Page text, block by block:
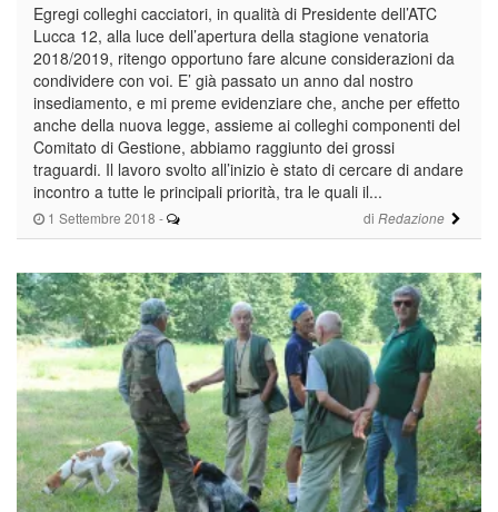
1 Settembre 2018 - di Redazione
Egregi colleghi cacciatori, in qualità di Presidente dell’ATC
Lucca 12, alla luce dell’apertura della stagione venatoria
2018/2019, ritengo opportuno fare alcune considerazioni da
condividere con voi. E’ già passato un anno dal nostro
insediamento, e mi preme evidenziare che, anche per effetto
anche della nuova legge, assieme ai colleghi componenti del
Comitato di Gestione, abbiamo raggiunto dei grossi
traguardi. Il lavoro svolto all’inizio è stato di cercare di andare
incontro a tutte le principali priorità, tra le quali il...